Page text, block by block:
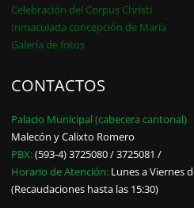
Celebración del Corpus Christi
Inmaculada concepción de María
Galería de fotos
CONTACTOS
Palacio Municipal (cabecera cantonal)
Malecón y Calixto Romero
PBX:(593-4) 3725080 / 3725081 /
Horario de Atención: Lunes a Viernes
(Recaudaciones hasta las 15:30)